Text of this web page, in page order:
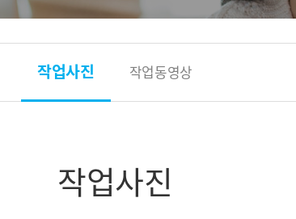
작업사진 작업동영상
작업사진